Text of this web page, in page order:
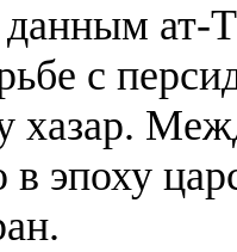
ат-
с
хазар.
в эпоху